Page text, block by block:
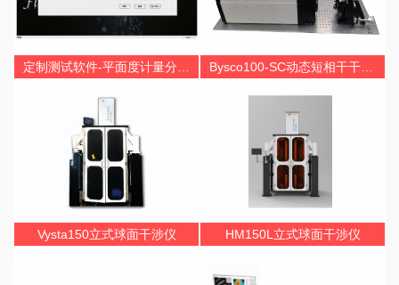
Vysta150立式球面干涉仪 HM150L立式球面干涉仪